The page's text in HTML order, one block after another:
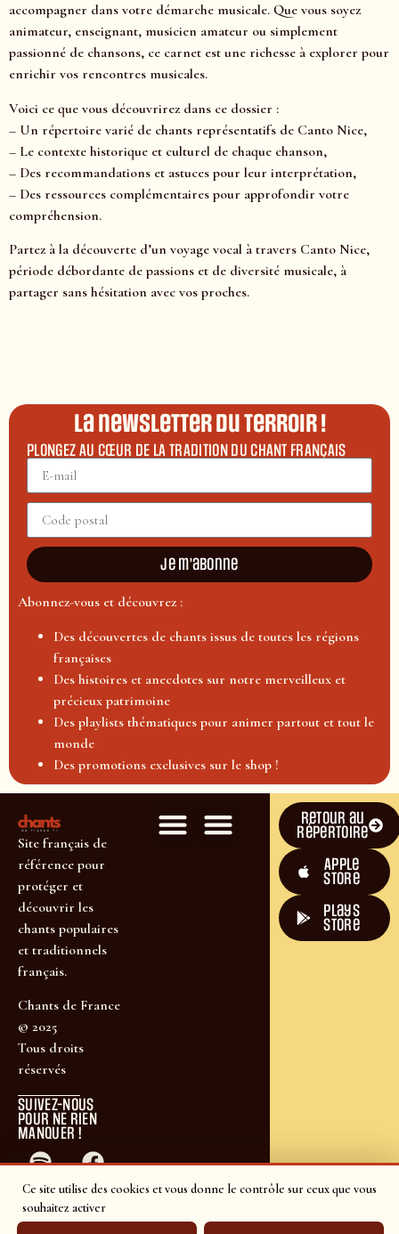
Ce site utilise des cookies et vous donne le contrôle sur ceux que vous
souhaitez activer
accompagner dans votre démarche musicale. Que vous soyez
animateur, enseignant, musicien amateur ou simplement
passionné de chansons, ce carnet est une richesse à explorer pour
enrichir vos rencontres musicales.
Voici ce que vous découvrirez dans ce dossier :
– Un répertoire varié de chants représentatifs de Canto Nice,
– Le contexte historique et culturel de chaque chanson,
– Des recommandations et astuces pour leur interprétation,
– Des ressources complémentaires pour approfondir votre
compréhension.
Partez à la découverte d’un voyage vocal à travers Canto Nice,
période débordante de passions et de diversité musicale, à
partager sans hésitation avec vos proches.
La newsletter du terroir !
PLONGEZ AU CŒUR DE LA TRADITION DU CHANT FRANÇAIS
Je m'abonne
Abonnez-vous et découvrez :
Des découvertes de chants issus de toutes les régions
françaises
Des histoires et anecdotes sur notre merveilleux et
précieux patrimoine
Des playlists thématiques pour animer partout et tout le
monde
Des promotions exclusives sur le shop !
Site français de
référence pour
protéger et
découvrir les
chants populaires
et traditionnels
français.
Chants de France
© 2025
Tous droits
réservés
SUIVEZ-NOUS
POUR NE RIEN
MANQUER !
Retour au
répertoire
Apple
Store
plays
store